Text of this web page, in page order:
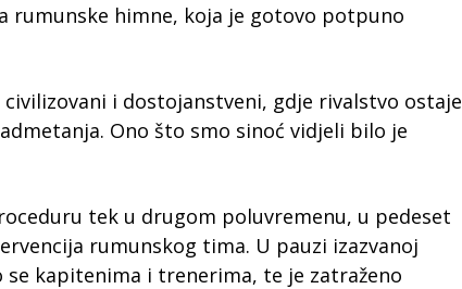
rumunske himne, koja je gotovo potpuno
i dostojanstveni, gdje rivalstvo ostaje
Ono što smo sinoć vidjeli bilo je
tek u drugom poluvremenu, u pedeset
rumunskog tima. U pauzi izazvanoj
kapitenima i trenerima, te je zatraženo